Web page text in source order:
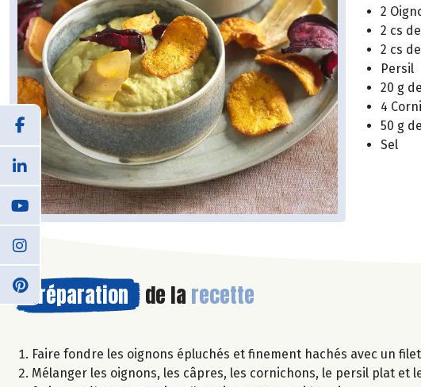
2
2 cs
2 cs
Persil
20 g
4
50 g
Sel
Préparation de la recette
Faire fondre les oignons épluchés et finement hachés avec un filet
Mélanger les oignons, les câpres, les cornichons, le persil plat et